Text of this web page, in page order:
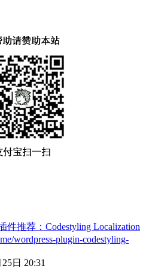
件推荐：Codestyling Localization
wordpress-plugin-codestyling-
日 20:31